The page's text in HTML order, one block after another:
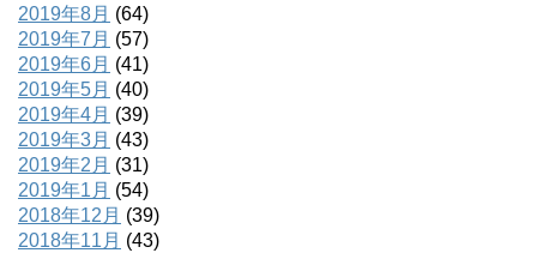
2019年8月 (64)
2019年7月 (57)
2019年6月 (41)
2019年5月 (40)
2019年4月 (39)
2019年3月 (43)
2019年2月 (31)
2019年1月 (54)
2018年12月 (39)
2018年11月 (43)